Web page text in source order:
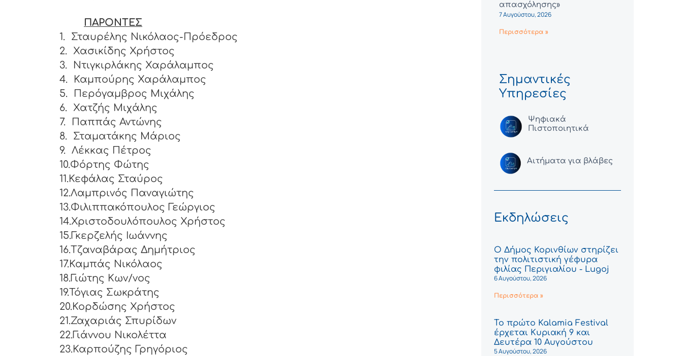
ΠΑΡΟΝΤΕΣ
1.
Σταυρέλης Νικόλαος-Πρόεδρος
2.
Χασικίδης Χρήστος
3.
Ντιγκιρλάκης Χαράλαμπος
4.
Καμπούρης Χαράλαμπος
5.
Περόγαμβρος Μιχάλης
6.
Χατζής Μιχάλης
7.
Παππάς Αντώνης
8.
Σταματάκης Μάριος
9.
Λέκκας Πέτρος
10.Φόρτης Φώτης
11.Κεφάλας Σταύρος
12.Λαμπρινός Παναγιώτης
13.Φιλιππακόπουλος Γεώργιος
14.Χριστοδουλόπουλος Χρήστος
15.Γκερζελής Ιωάννης
16.Τζαναβάρας Δημήτριος
17.Καμπάς Νικόλαος
18.Γιώτης Κων/νος
19.Τόγιας Σωκράτης
20.Κορδώσης Χρήστος
21.Ζαχαριάς Σπυρίδων
22.Γιάννου Νικολέττα
23.Καρπούζης Γρηγόριος
απασχόλησης»
7 Αυγούστου, 2026
Περισσότερα »
Σημαντικές
Υπηρεσίες
Ψηφιακά
Πιστοποιητικά
Αιτήματα για βλάβες
Εκδηλώσεις
Ο Δήμος Κορινθίων στηρίζει
την πολιτιστική γέφυρα
φιλίας Περιγιαλίου - Lugoj
6 Αυγούστου, 2026
Περισσότερα »
Το πρώτο Kalamia Festival
έρχεται Κυριακή 9 και
Δευτέρα 10 Αυγούστου
5 Αυγούστου, 2026